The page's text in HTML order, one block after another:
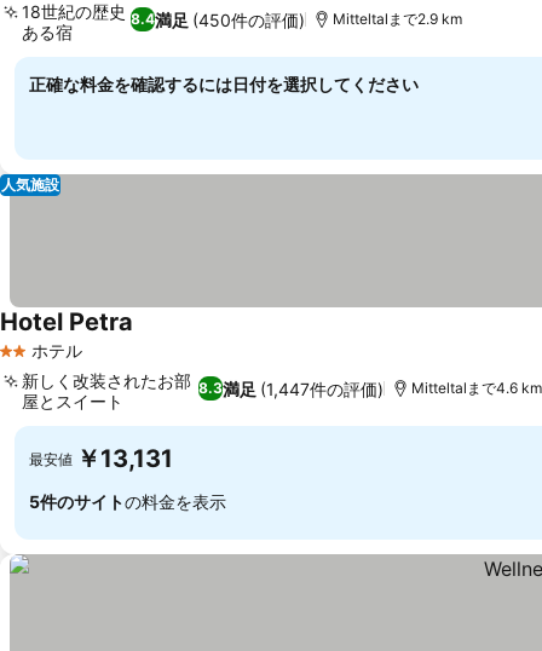
8.4満足 (450件の評価)
18世紀の歴史
ある宿
Mitteltalまで2.9 km
正確な料金を確認するには日付を選択してください
人気施設
2 ホテルのランク
ホテル
Hotel Petra
8.3満足 (1,447件の評価)
新しく改装されたお部
屋とスイート
Mitteltalまで4.6 km
最安値 ￥13,131
5件のサイトの料金を表示